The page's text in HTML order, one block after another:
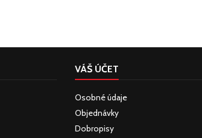
VÁŠ ÚČET
Osobné údaje
Objednávky
Dobropisy